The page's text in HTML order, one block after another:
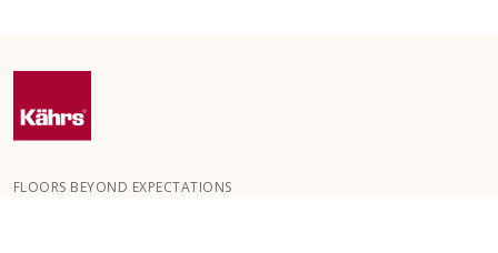
FLOORS BEYOND EXPECTATIONS